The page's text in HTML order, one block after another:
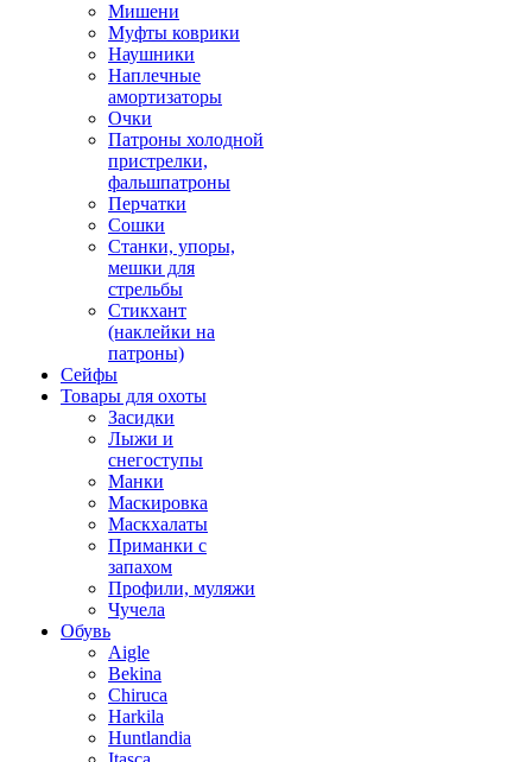
Мишени
Муфты коврики
Наушники
Наплечные
амортизаторы
Очки
Патроны холодной
пристрелки,
фальшпатроны
Перчатки
Сошки
Станки, упоры,
мешки для
стрельбы
Стикхант
(наклейки на
патроны)
Сейфы
Товары для охоты
Засидки
Лыжи и
снегоступы
Манки
Маскировка
Маскхалаты
Приманки с
запахом
Профили, муляжи
Чучела
Обувь
Aigle
Bekina
Chiruсa
Harkila
Huntlandia